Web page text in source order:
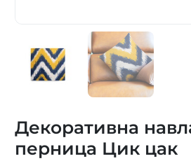
Декоративна
перница Цик цак